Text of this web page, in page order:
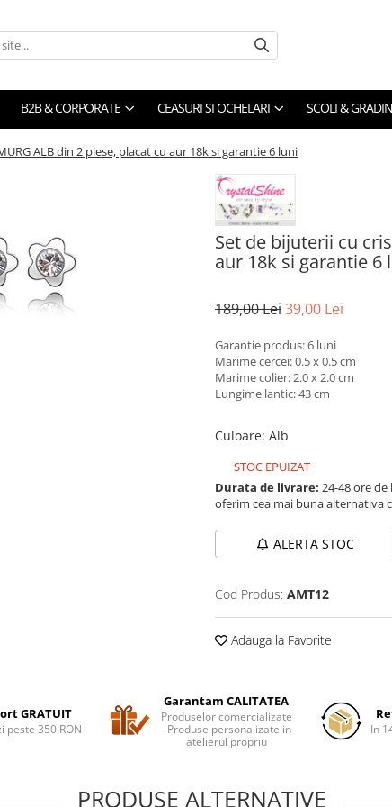
B2B & CORPORATE CEASURI SI OCHELARI SCOLI &
ALB din 2 piese, placat cu aur 18k si garantie 6 luni
Set de bijuterii cu
aur 18k si garantie 6
189,00 Lei39,00 Lei
Garantie produs: 6 luni
Marime cercei: 0.5 x 0.5 cm
Marime colier: 2.0 x 2.0 cm
Lungime lantic: 43 cm
Culoare: Alb
STOC EPUIZAT
Durata de livrare: 24-48 ore
oferim cea mai buna alternativa
ALERTA STOC
Cod Produs: AMT12
Adauga la Favorite
GRATUIT
peste 350 RON
Garantam CALITATEA
Produselor comercializate
- Produse personalizate in
atelierul propriu
In
PRODUSE ALTERNATIVE